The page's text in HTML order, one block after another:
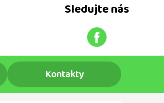
Sledujte nás
Kontakty